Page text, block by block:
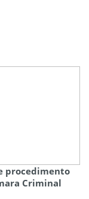
procedimento
Criminal